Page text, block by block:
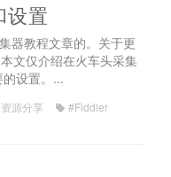
设置
器教程文章的。关于更
文仅介绍在火车头采集
设置。...
资源分享
#Fiddler